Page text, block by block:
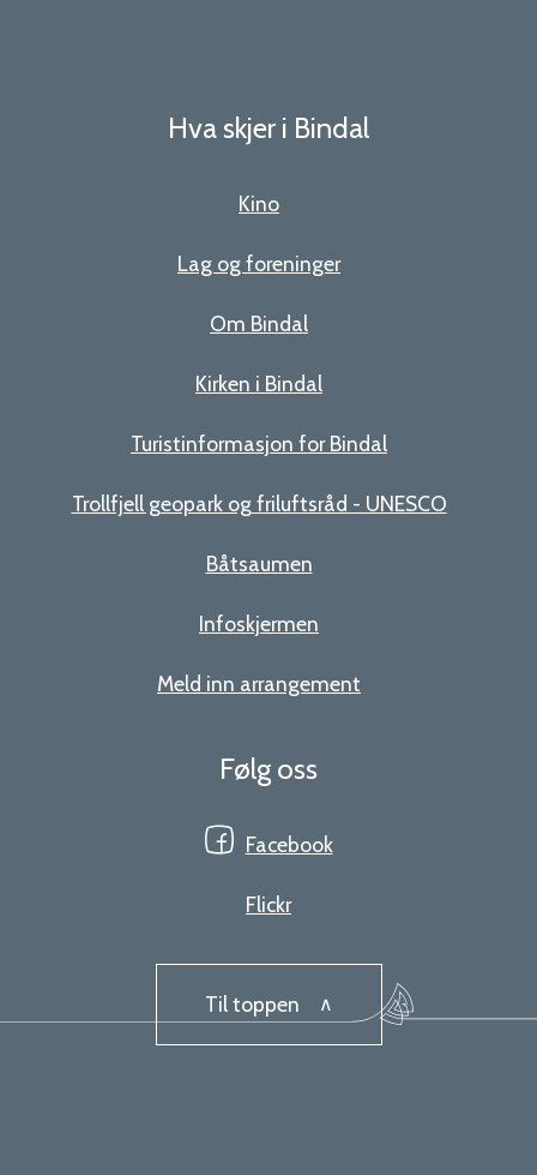
Hva skjer i Bindal
Kino
Lag og foreninger
Om Bindal
Kirken i Bindal
Turistinformasjon for Bindal
Trollfjell geopark og friluftsråd - UNESCO
Båtsaumen
Infoskjermen
Meld inn arrangement
Følg oss
Facebook
Flickr
Til toppen